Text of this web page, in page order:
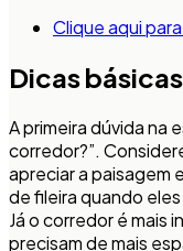
Clique aqui
Dicas
A primeira dúvida na
corredor?”.
apreciar a paisagem
de fileira quando
Já o corredor é mais
precisam de mais